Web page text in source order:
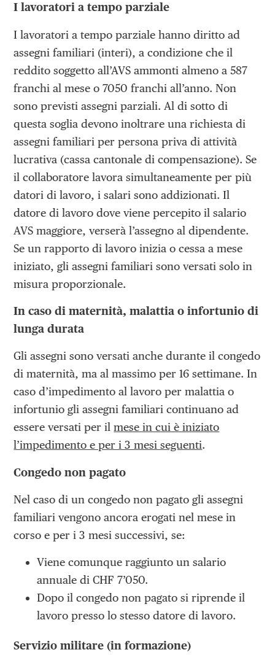
I lavoratori a tempo parziale
I lavoratori a tempo parziale hanno diritto ad
assegni familiari (interi), a condizione che il
reddito soggetto all’AVS ammonti almeno a 587
franchi al mese o 7050 franchi all’anno. Non
sono previsti assegni parziali. Al di sotto di
questa soglia devono inoltrare una richiesta di
assegni familiari per persona priva di attività
lucrativa (cassa cantonale di compensazione). Se
il collaboratore lavora simultaneamente per più
datori di lavoro, i salari sono addizionati. Il
datore di lavoro dove viene percepito il salario
AVS maggiore, verserà l’assegno al dipendente.
Se un rapporto di lavoro inizia o cessa a mese
iniziato, gli assegni familiari sono versati solo in
misura proporzionale.
In caso di maternità, malattia o infortunio di
lunga durata
Gli assegni sono versati anche durante il congedo
di maternità, ma al massimo per 16 settimane. In
caso d’impedimento al lavoro per malattia o
infortunio gli assegni familiari continuano ad
essere versati per ilmese in cui è iniziato
l’impedimento e per i 3 mesi seguenti.
Congedo non pagato
Nel caso di un congedo non pagato gli assegni
familiari vengono ancora erogati nel mese in
corso e per i 3 mesi successivi, se:
Viene comunque raggiunto un salario
annuale di CHF 7’050.
Dopo il congedo non pagato si riprende il
lavoro presso lo stesso datore di lavoro.
Servizio militare (in formazione)